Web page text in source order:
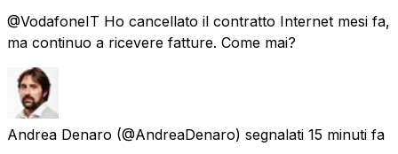
@VodafoneIT Ho cancellato il contratto Internet mesi fa,
ma continuo a ricevere fatture. Come mai?
Andrea Denaro (@AndreaDenaro) segnalati 15 minuti fa